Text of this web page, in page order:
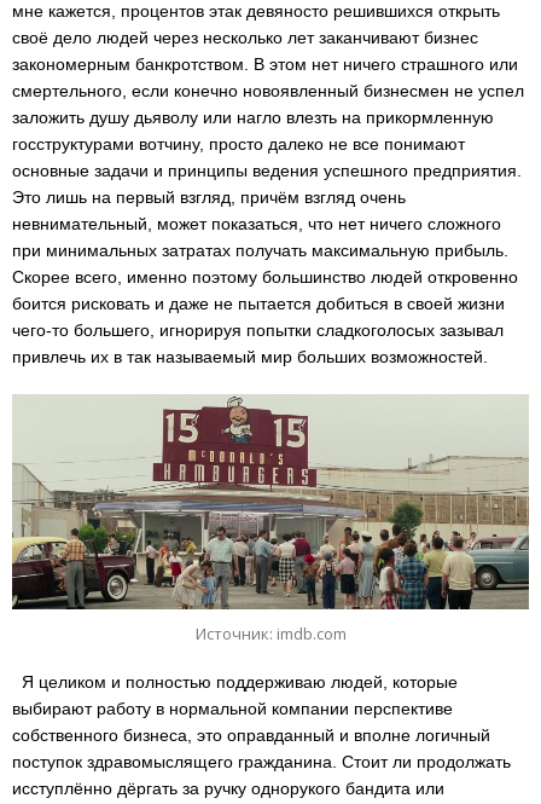
мне кажется, процентов этак девяносто решившихся открыть
своё дело людей через несколько лет заканчивают бизнес
закономерным банкротством. В этом нет ничего страшного или
смертельного, если конечно новоявленный бизнесмен не успел
заложить душу дьяволу или нагло влезть на прикормленную
госструктурами вотчину, просто далеко не все понимают
основные задачи и принципы ведения успешного предприятия.
Это лишь на первый взгляд, причём взгляд очень
невнимательный, может показаться, что нет ничего сложного
при минимальных затратах получать максимальную прибыль.
Скорее всего, именно поэтому большинство людей откровенно
боится рисковать и даже не пытается добиться в своей жизни
чего-то большего, игнорируя попытки сладкоголосых зазывал
привлечь их в так называемый мир больших возможностей.
Источник: imdb.com
Я целиком и полностью поддерживаю людей, которые
выбирают работу в нормальной компании перспективе
собственного бизнеса, это оправданный и вполне логичный
поступок здравомыслящего гражданина. Стоит ли продолжать
исступлённо дёргать за ручку однорукого бандита или